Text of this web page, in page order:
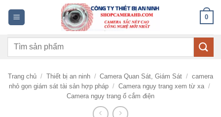
dung
0
Tìm
Trang chủ / Thiết bị an ninh / Camera Quan Sát, Giám Sát / camera
nhỏ gọn giám sát tài sản hợp pháp / Camera ngụy trang xem từ xa /
Camera ngụy trang ổ cắm điện